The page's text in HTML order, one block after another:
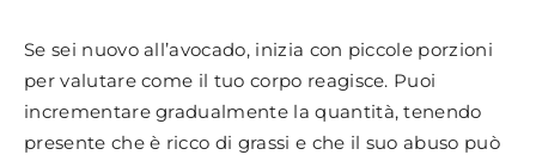
Se sei nuovo all’avocado, inizia con piccole porzioni
per valutare come il tuo corpo reagisce. Puoi
incrementare gradualmente la quantità, tenendo
presente che è ricco di grassi e che il suo abuso può